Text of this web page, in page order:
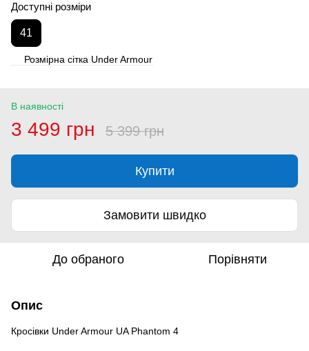
Доступні розміри
41
Розмірна сітка Under Armour
В наявності
3 499 грн 5 399 грн
Купити
Замовити швидко
До обраного Порівняти
Опис
Кросівки Under Armour UA Phantom 4